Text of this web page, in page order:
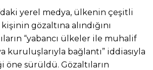
yerel medya, ülkenin çeşitli
gözaltına alındığını
“yabancı ülkeler ile muhalif
kuruluşlarıyla bağlantı” iddiasıyla
sürüldü. Gözaltıların